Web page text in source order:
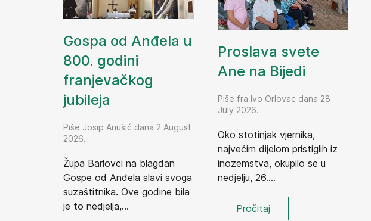
Gospa od Anđela u
800. godini
franjevačkog
jubileja
Piše Josip Anušić dana 2 August
2026.
Župa Barlovci na blagdan
Gospe od Anđela slavi svoga
suzaštitnika. Ove godine bila
je to nedjelja,...
Proslava svete
Ane na Bijedi
Piše fra Ivo Orlovac dana 28
July 2026.
Oko stotinjak vjernika,
najvećim dijelom pristiglih iz
inozemstva, okupilo se u
nedjelju, 26....
Pročitaj